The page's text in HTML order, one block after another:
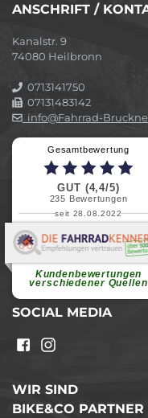
ANSCHRIFT /
Kanalstr. 9
74080 Heilbronn
0713141750
07131483142
info@Fahrrad-
Gesamtbewertung
GUT (4,4/5)
235 Bewertungen
seit 28.08.2022
Kundenbewertungen
verschiedener Quellen
Elvira B.
Superschnelle und freundliche
weiterlesen
SOCIAL MEDIA
WIR SIND
BIKE&CO PARTNER